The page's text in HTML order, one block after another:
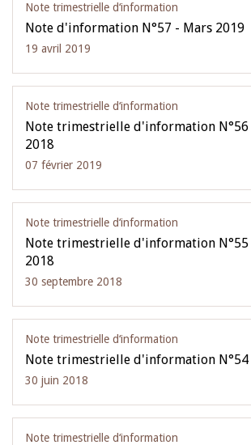
Note trimestrielle d‘information
Note d'information N°57 - Mars 2019
19 avril 2019
Note trimestrielle d‘information
Note trimestrielle d'information N°56
2018
07 février 2019
Note trimestrielle d‘information
Note trimestrielle d'information N°55
2018
30 septembre 2018
Note trimestrielle d‘information
Note trimestrielle d'information N°54
30 juin 2018
Note trimestrielle d‘information